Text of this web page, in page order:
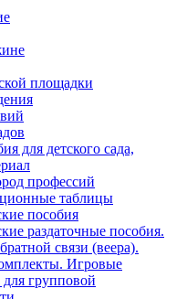
площадки
для детского сада,
профессий
таблицы
пособия
раздаточные пособия.
связи (веера).
Игровые
групповой